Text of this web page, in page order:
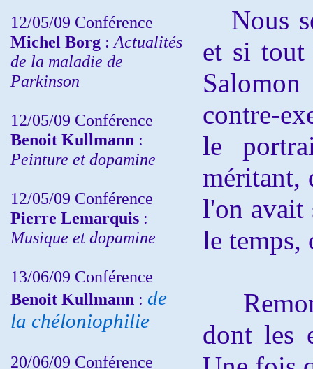
12/05/09 Conférence
Michel Borg : Actualités
de la maladie de
Parkinson
12/05/09 Conférence
Benoit Kullmann :
Peinture et dopamine
12/05/09 Conférence
Pierre Lemarquis :
Musique et dopamine
13/06/09 Conférence
Benoit Kullmann : de
la chéloniophilie
20/06/09 Conférence
Nous
et si tout
contre-
le
méritant,
l'on avait
le temps,
dont les